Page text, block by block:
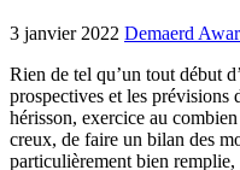
3 janvier 2022 Demaerd
Rien de tel qu’un tout début
prospectives et les prévisions
hérisson, exercice au
creux, de faire un bilan des
particulièrement bien